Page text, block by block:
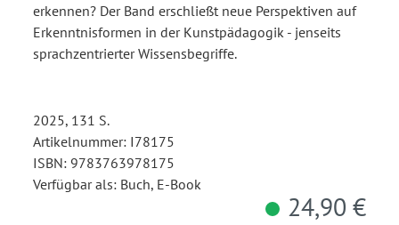
erkennen? Der Band erschließt neue Perspektiven auf
Erkenntnisformen in der Kunstpädagogik - jenseits
sprachzentrierter Wissensbegriffe.
2025, 131 S.
Artikelnummer: I78175
ISBN: 9783763978175
Verfügbar als: Buch, E-Book
24,90 €